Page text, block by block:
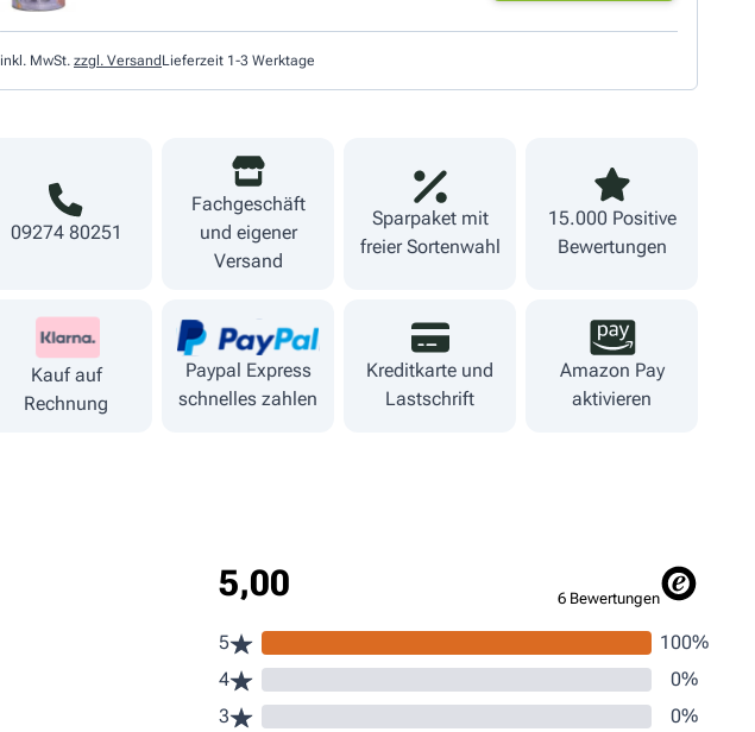
inkl. MwSt. zzgl. Versand Lieferzeit 1-3 Werktage
09274 80251
Fachgeschäft
und eigener
Versand
Sparpaket mit
freier Sortenwahl
15.000 Positive
Bewertungen
Kauf auf
Rechnung
Paypal Express
schnelles zahlen
Kreditkarte und
Lastschrift
Amazon Pay
aktivieren